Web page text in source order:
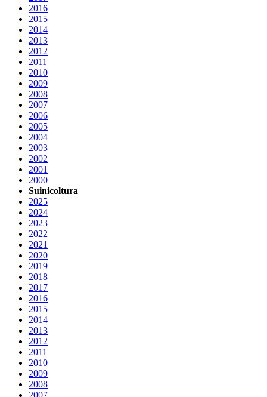
2016
2015
2014
2013
2012
2011
2010
2009
2008
2007
2006
2005
2004
2003
2002
2001
2000
Suinicoltura
2025
2024
2023
2022
2021
2020
2019
2018
2017
2016
2015
2014
2013
2012
2011
2010
2009
2008
2007